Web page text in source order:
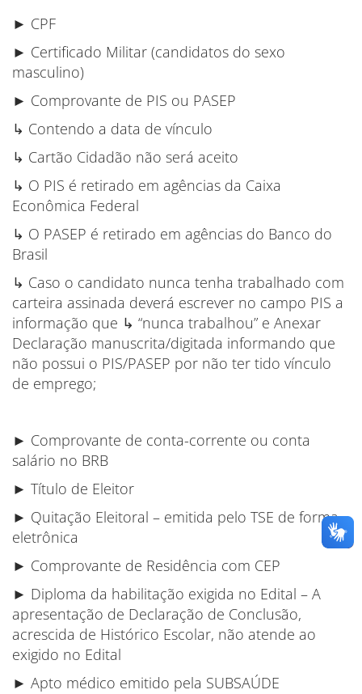
► CPF
► Certificado Militar (candidatos do sexo
masculino)
► Comprovante de PIS ou PASEP
↳ Contendo a data de vínculo
↳ Cartão Cidadão não será aceito
↳ O PIS é retirado em agências da Caixa
Econômica Federal
↳ O PASEP é retirado em agências do Banco do
Brasil
↳ Caso o candidato nunca tenha trabalhado com
carteira assinada deverá escrever no campo PIS a
informação que ↳ “nunca trabalhou” e Anexar
Declaração manuscrita/digitada informando que
não possui o PIS/PASEP por não ter tido vínculo
de emprego;
► Comprovante de conta-corrente ou conta
salário no BRB
► Título de Eleitor
► Quitação Eleitoral – emitida pelo TSE de forma
eletrônica
► Comprovante de Residência com CEP
► Diploma da habilitação exigida no Edital – A
apresentação de Declaração de Conclusão,
acrescida de Histórico Escolar, não atende ao
exigido no Edital
► Apto médico emitido pela SUBSAÚDE